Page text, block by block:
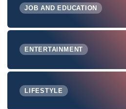
JOB AND EDUCATION
ENTERTAINMENT
LIFESTYLE